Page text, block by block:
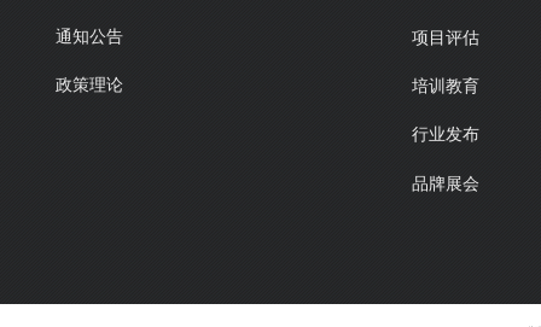
通知公告
政策理论
项目评估
培训教育
行业发布
品牌展会